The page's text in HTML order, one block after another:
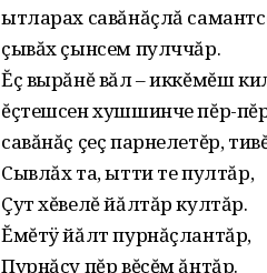
ытларах савăнăçлă
çывăх çынсем пулччăр.
Ĕç вырăнĕ вăл – иккĕмĕш
ĕçтешсен хушшинче пĕр-
савăнăç çеç парнелетĕр,
Сывлăх та, ытти те пултăр,
Çут хĕвелĕ йăлтăр култăр.
Ĕмĕтÿ йăлт пурнăçлантăр,
Пурнăçу пĕр вĕçĕм ăнтăр.